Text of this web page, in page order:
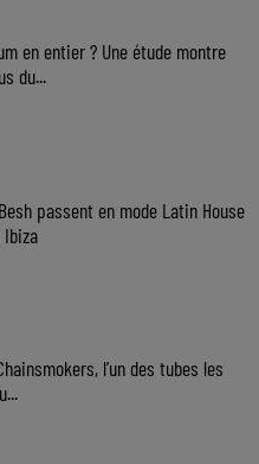
en entier ? Une étude montre
du...
passent en mode Latin House
l’un des tubes les